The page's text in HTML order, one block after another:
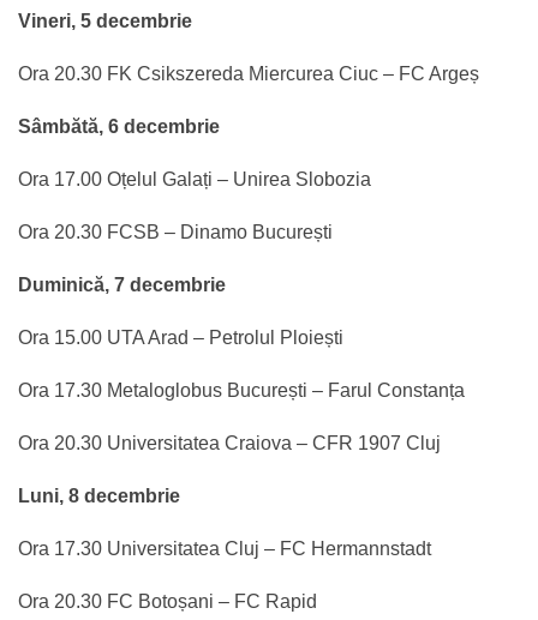
Vineri, 5 decembrie
Ora 20.30 FK Csikszereda Miercurea Ciuc – FC Argeș
Sâmbătă, 6 decembrie
Ora 17.00 Oțelul Galați – Unirea Slobozia
Ora 20.30 FCSB – Dinamo București
Duminică, 7 decembrie
Ora 15.00 UTA Arad – Petrolul Ploiești
Ora 17.30 Metaloglobus București – Farul Constanța
Ora 20.30 Universitatea Craiova – CFR 1907 Cluj
Luni, 8 decembrie
Ora 17.30 Universitatea Cluj – FC Hermannstadt
Ora 20.30 FC Botoșani – FC Rapid